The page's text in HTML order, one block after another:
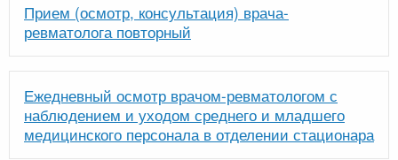
Прием (осмотр, консультация) врача-
ревматолога повторный
Ежедневный осмотр врачом-ревматологом с
наблюдением и уходом среднего и младшего
медицинского персонала в отделении стационара